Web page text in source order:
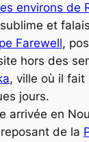
environs de
et
Farewell,
hors des
, ville où il fait
jours.
arrivée en
de la